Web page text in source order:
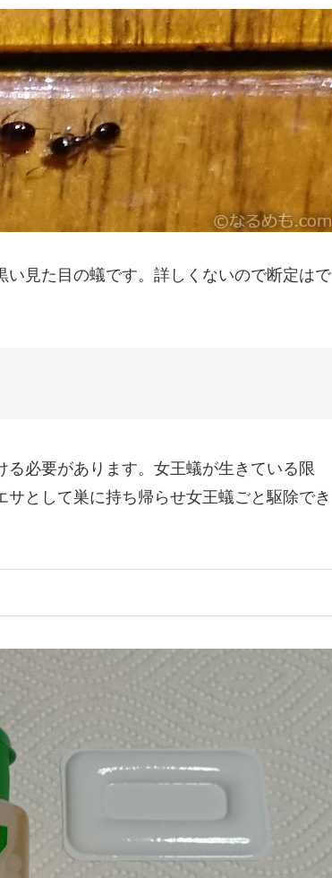
見た目の蟻です。詳しくないので断定はで
必要があります。女王蟻が生きている限
として巣に持ち帰らせ女王蟻ごと駆除でき